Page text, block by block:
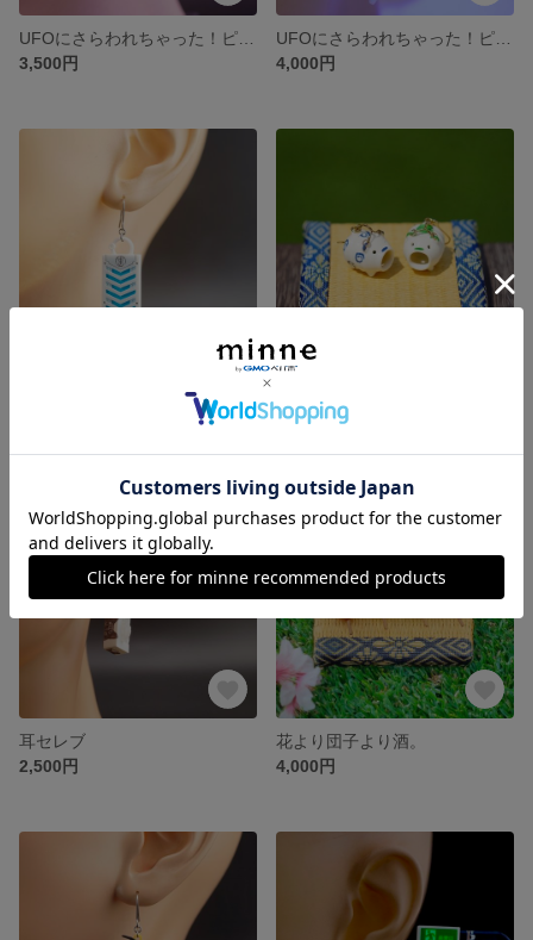
3,500円
4,000円
3,000円
耳セレブ
2,500円
花より団子より酒。
4,000円